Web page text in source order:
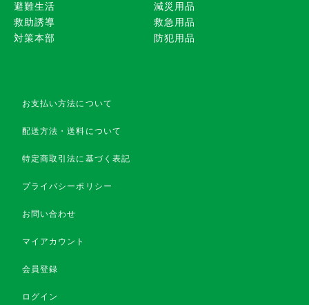
避難生活
救助誘導
対策本部
減災用品
救急用品
防犯用品
お支払い方法について
配送方法・送料について
特定商取引法に基づく表記
プライバシーポリシー
お問い合わせ
マイアカウント
会員登録
ログイン